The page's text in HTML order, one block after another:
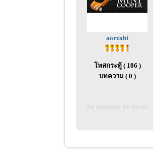
aorzabi
โพสกระทู้ ( 106 )
บทความ ( 0 )